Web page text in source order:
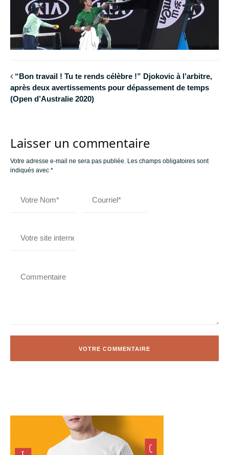
“Bon travail ! Tu te rends célèbre !” Djokovic à l’arbitre,
après deux avertissements pour dépassement de temps
(Open d’Australie 2020)
Laisser un commentaire
Votre adresse e-mail ne sera pas publiée. Les champs obligatoires sont
indiqués avec *